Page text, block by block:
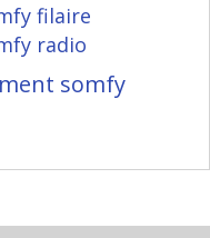
filaire
radio
somfy